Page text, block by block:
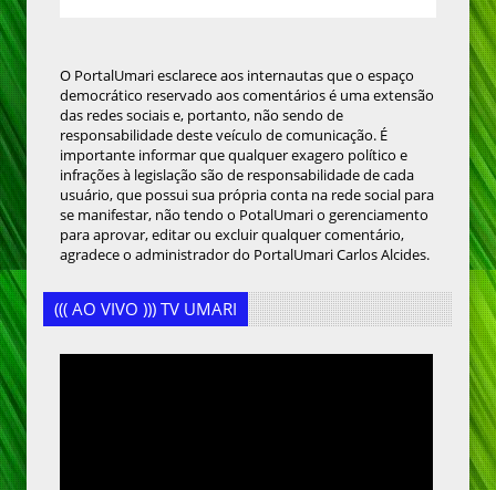
O PortalUmari esclarece aos internautas que o espaço
democrático reservado aos comentários é uma extensão
das redes sociais e, portanto, não sendo de
responsabilidade deste veículo de comunicação. É
importante informar que qualquer exagero político e
infrações à legislação são de responsabilidade de cada
usuário, que possui sua própria conta na rede social para
se manifestar, não tendo o PotalUmari o gerenciamento
para aprovar, editar ou excluir qualquer comentário,
agradece o administrador do PortalUmari Carlos Alcides.
((( AO VIVO ))) TV UMARI